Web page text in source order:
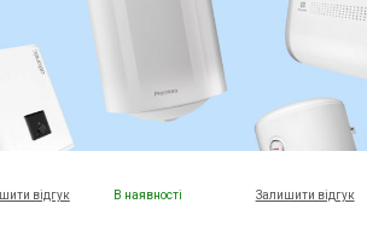
відгук В наявності Залишити відгук